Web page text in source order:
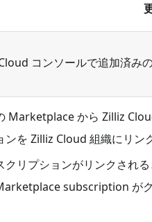
コンソールで追加済み
Marketplace から Zilliz
ンを Zilliz Cloud 組織にリン
クリプションがリンクされ
subscription が